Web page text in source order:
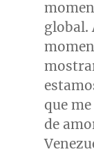
global.
que
de